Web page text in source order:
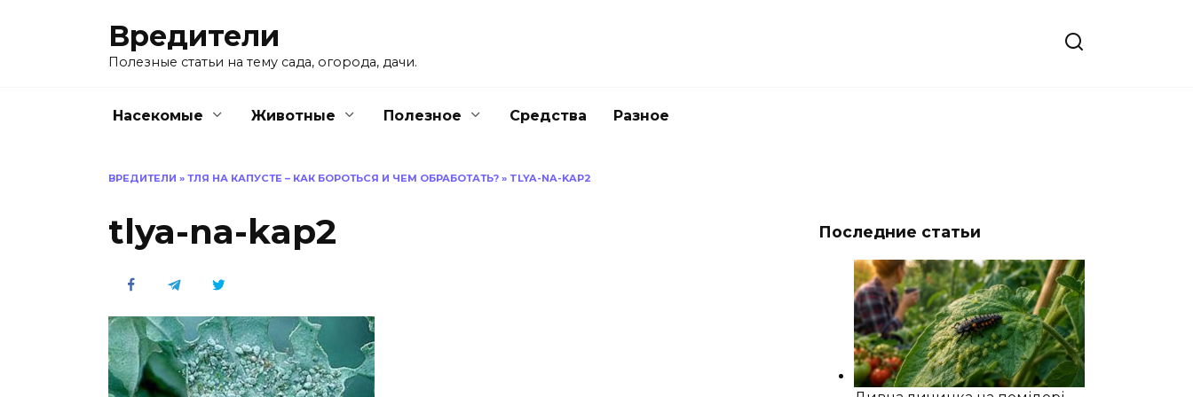
Вредители
Полезные статьи на тему сада, огорода, дачи.
Насекомые Животные Полезное Средства Разное
ВРЕДИТЕЛИ » ТЛЯ НА КАПУСТЕ – КАК БОРОТЬСЯ И ЧЕМ ОБРАБОТАТЬ? » TLYA-NA-KAP2
tlya-na-kap2 Последние статьи